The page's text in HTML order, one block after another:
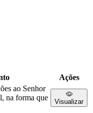
Ações
ao Senhor
na forma que
Visualizar